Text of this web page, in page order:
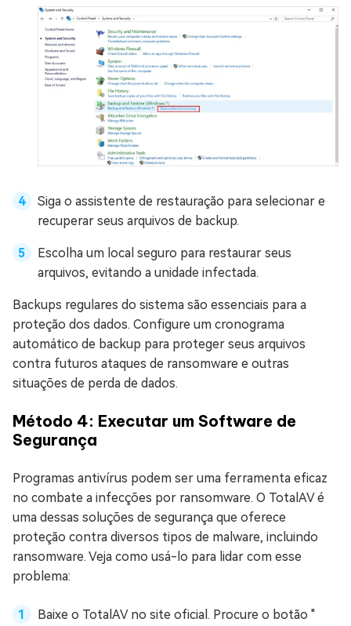
Siga o assistente de restauração para selecionar e
recuperar seus arquivos de backup.
Escolha um local seguro para restaurar seus
arquivos, evitando a unidade infectada.
Backups regulares do sistema são essenciais para a
proteção dos dados. Configure um cronograma
automático de backup para proteger seus arquivos
contra futuros ataques de ransomware e outras
situações de perda de dados.
Método 4: Executar um Software de
Segurança
Programas antivírus podem ser uma ferramenta eficaz
no combate a infecções por ransomware. O TotalAV é
uma dessas soluções de segurança que oferece
proteção contra diversos tipos de malware, incluindo
ransomware. Veja como usá-lo para lidar com esse
problema:
Baixe o TotalAV no site oficial. Procure o botão "